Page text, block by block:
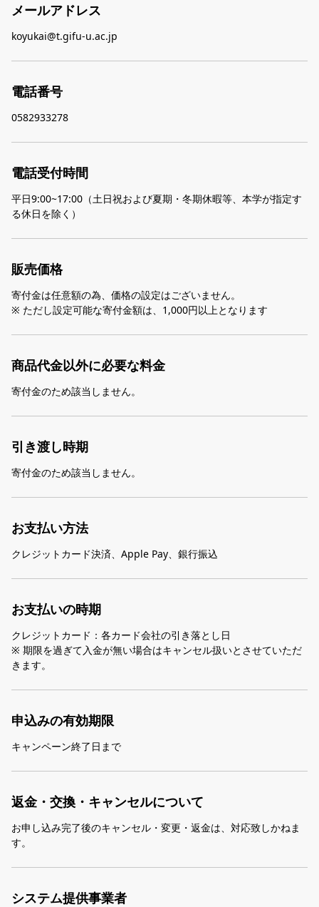
メールアドレス
koyukai@t.gifu-u.ac.jp
電話番号
0582933278
電話受付時間
平日9:00~17:00（土日祝および夏期・冬期休暇等、本学が指定す
る休日を除く）
販売価格
寄付金は任意額の為、価格の設定はございません。
※ ただし設定可能な寄付金額は、1,000円以上となります
商品代金以外に必要な料金
寄付金のため該当しません。
引き渡し時期
寄付金のため該当しません。
お支払い方法
クレジットカード決済、Apple Pay、銀行振込
お支払いの時期
クレジットカード：各カード会社の引き落とし日
※ 期限を過ぎて入金が無い場合はキャンセル扱いとさせていただ
きます。
申込みの有効期限
キャンペーン終了日まで
返金・交換・キャンセルについて
お申し込み完了後のキャンセル・変更・返金は、対応致しかねま
す。
システム提供事業者